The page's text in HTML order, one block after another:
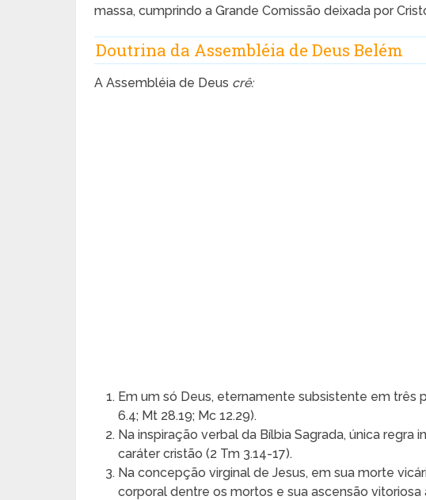
massa, cumprindo a Grande Comissão deixada por
Doutrina da Assembléia de Deus Belém
A Assembléia de Deus crê:
Em um só Deus, eternamente subsistente em três
6.4; Mt 28.19; Mc 12.29).
Na inspiração verbal da Bílbia Sagrada, única
caráter cristão (2 Tm 3.14-17).
Na concepção virginal de Jesus, em sua morte
corporal dentre os mortos e sua ascensão vitoriosa